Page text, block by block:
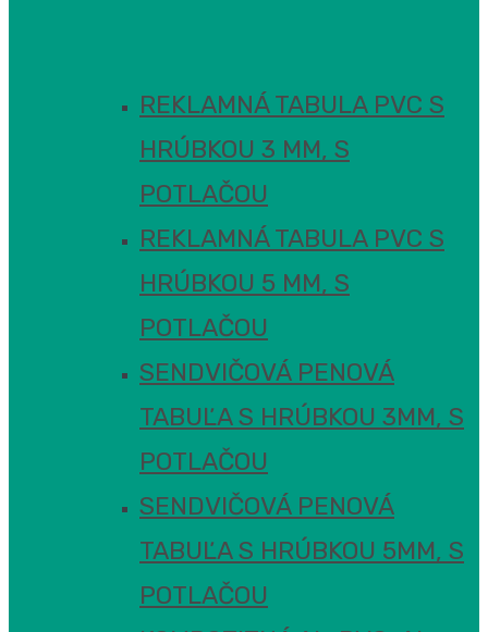
REKLAMNÁ TABULA PVC S
HRÚBKOU 3 MM, S
POTLAČOU
REKLAMNÁ TABULA PVC S
HRÚBKOU 5 MM, S
POTLAČOU
SENDVIČOVÁ PENOVÁ
TABUĽA S HRÚBKOU 3MM, S
POTLAČOU
SENDVIČOVÁ PENOVÁ
TABUĽA S HRÚBKOU 5MM, S
POTLAČOU